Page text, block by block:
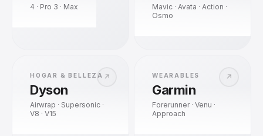
4 · Pro 3 · Max
Mavic · Avata · Action ·
Osmo
↗
HOGAR & BELLEZA
Dyson
Airwrap · Supersonic ·
V8 · V15
↗
WEARABLES
Garmin
Forerunner · Venu ·
Approach